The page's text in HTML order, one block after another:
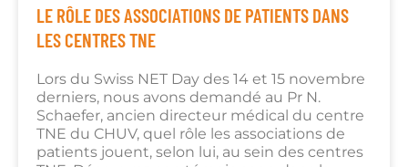
LE RÔLE DES ASSOCIATIONS DE PATIENTS DANS
LES CENTRES TNE
Lors du Swiss NET Day des 14 et 15 novembre
derniers, nous avons demandé au Pr N.
Schaefer, ancien directeur médical du centre
TNE du CHUV, quel rôle les associations de
patients jouent, selon lui, au sein des centres